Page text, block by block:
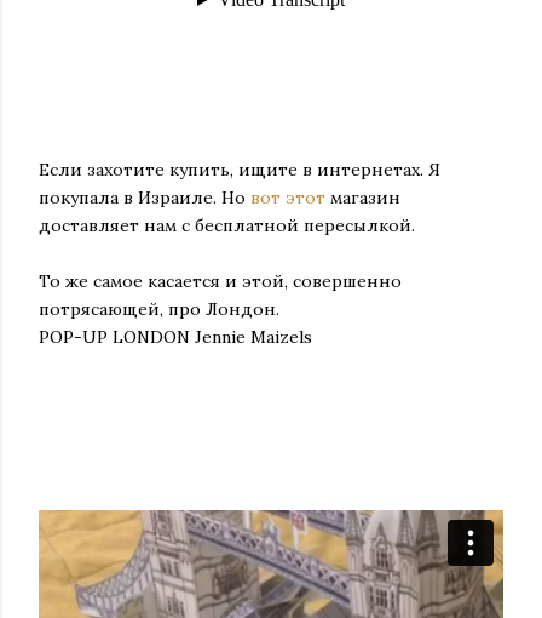
Если захотите купить, ищите в интернетах. Я
покупала в Израиле. Но вот этот магазин
доставляет нам с бесплатной пересылкой.
То же самое касается и этой, совершенно
потрясающей, про Лондон.
POP-UP LONDON Jennie Maizels